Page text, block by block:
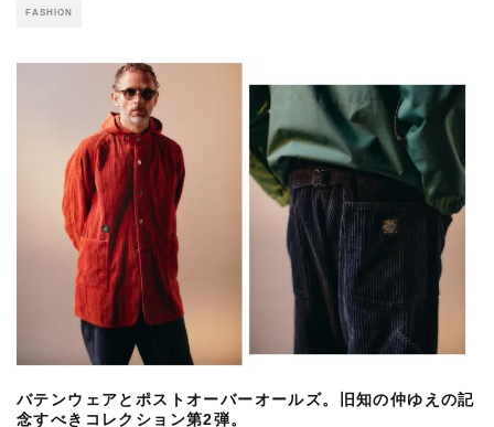
FASHION
バテンウェアとポストオーバーオールズ。旧知の仲ゆえの記
念すべきコレクション第2弾。